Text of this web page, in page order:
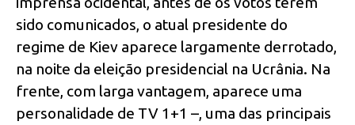
sido comunicados, o atual presidente do
regime de Kiev aparece largamente derrotado,
na noite da eleição presidencial na Ucrânia. Na
frente, com larga vantagem, aparece uma
personalidade de TV 1+1 –, uma das principais